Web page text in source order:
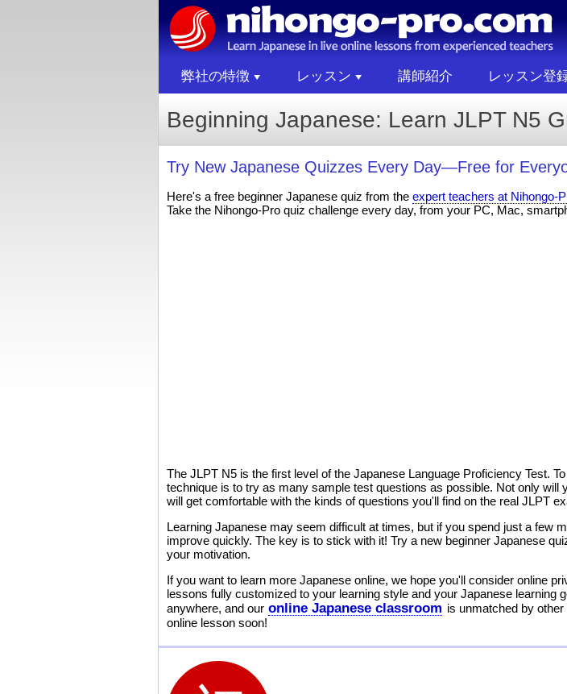
弊社の特徴 レッスン 講師紹介 レッスン登
Beginning Japanese: Learn JLPT N5
Try New Japanese Quizzes Every Day—Free for
Here's a free beginner Japanese quiz from the expert teachers at Nihongo-
Take the Nihongo-Pro quiz challenge every day, from your PC, Mac,
The JLPT N5 is the first level of the Japanese Language Proficiency Test.
technique is to try as many sample test questions as possible. Not only
will get comfortable with the kinds of questions you'll find on the real JLPT
Learning Japanese may seem difficult at times, but if you spend just a few
improve quickly. The key is to stick with it! Try a new beginner Japanese
your motivation.
If you want to learn more Japanese online, we hope you'll consider online
lessons fully customized to your learning style and your Japanese learning
anywhere, and our online Japanese classroom is unmatched by
online lesson soon!